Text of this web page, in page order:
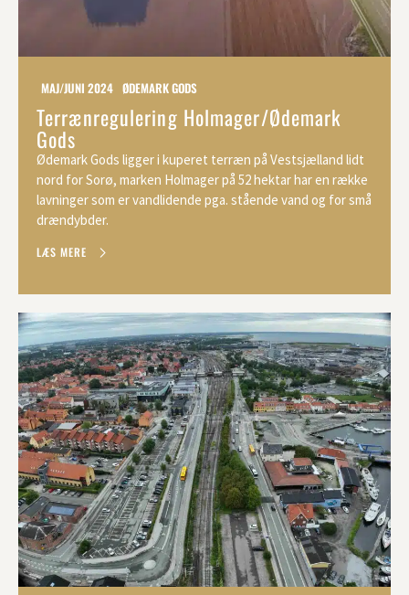
MAJ/JUNI 2024 ØDEMARK GODS
Terrænregulering Holmager/Ødemark
Gods
Ødemark Gods ligger i kuperet terræn på Vestsjælland lidt
nord for Sorø, marken Holmager på 52 hektar har en række
lavninger som er vandlidende pga. stående vand og for små
drændybder.
LÆS MERE